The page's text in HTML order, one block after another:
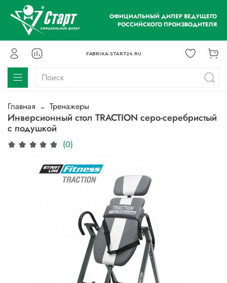
ОФИЦИАЛЬНЫЙ ДИЛЕР ВЕДУЩЕГО
РОССИЙСКОГО ПРОИЗВОДИТЕЛЯ
FABRIKA-START24.RU
Главная Тренажеры
Инверсионный стол TRACTION серо-серебристый
с подушкой
(0)